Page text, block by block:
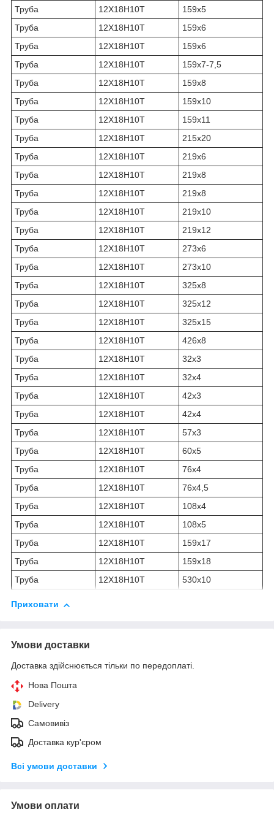
Труба
12Х18Н10Т
159х5
Труба
12Х18Н10Т
159х6
Труба
12Х18Н10Т
159х6
Труба
12Х18Н10Т
159х7-7,5
Труба
12Х18Н10Т
159х8
Труба
12Х18Н10Т
159х10
Труба
12Х18Н10Т
159х11
Труба
12Х18Н10Т
215х20
Труба
12Х18Н10Т
219х6
Труба
12Х18Н10Т
219х8
Труба
12Х18Н10Т
219х8
Труба
12Х18Н10Т
219х10
Труба
12Х18Н10Т
219х12
Труба
12Х18Н10Т
273х6
Труба
12Х18Н10Т
273х10
Труба
12Х18Н10Т
325х8
Труба
12Х18Н10Т
325х12
Труба
12Х18Н10Т
325х15
Труба
12Х18Н10Т
426х8
Труба
12Х18Н10Т
32х3
Труба
12Х18Н10Т
32х4
Труба
12Х18Н10Т
42х3
Труба
12Х18Н10Т
42х4
Труба
12Х18Н10Т
57х3
Труба
12Х18Н10Т
60х5
Труба
12Х18Н10Т
76х4
Труба
12Х18Н10Т
76х4,5
Труба
12Х18Н10Т
108х4
Труба
12Х18Н10Т
108х5
Труба
12Х18Н10Т
159х17
Труба
12Х18Н10Т
159х18
Труба
12Х18Н10Т 530х10
Приховати
Умови доставки
Доставка здійснюється тільки по передоплаті.
Нова Пошта
Delivery
Самовивіз
Доставка кур'єром
Всі умови доставки
Умови оплати